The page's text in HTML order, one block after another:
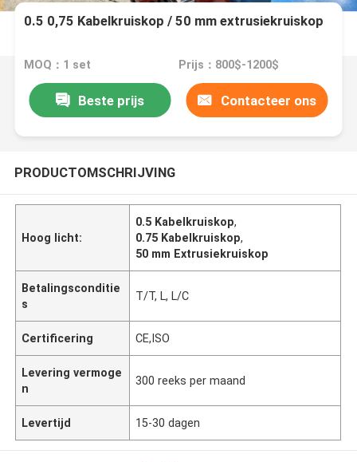
0.5 0,75 Kabelkruiskop / 50 mm extrusiekruiskop
MOQ：1 set Prijs：800$-1200$
Beste prijs Contacteer ons
PRODUCTOMSCHRIJVING
Hoog licht:
0.5 Kabelkruiskop,
0.75 Kabelkruiskop,
50 mm Extrusiekruiskop
Betalingsconditie
s
T/T, L, L/C
Certificering CE,ISO
Levering vermoge
n
300 reeks per maand
Levertijd 15-30 dagen